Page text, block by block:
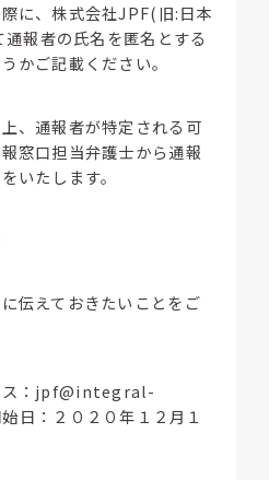
に、株式会社JPF(旧:日本
報者の氏名を匿名とする
かご記載ください。
、通報者が特定される可
窓口担当弁護士から通報
いたします。
伝えておきたいことをご
： jpf@integral-
：２０２０年１２月１